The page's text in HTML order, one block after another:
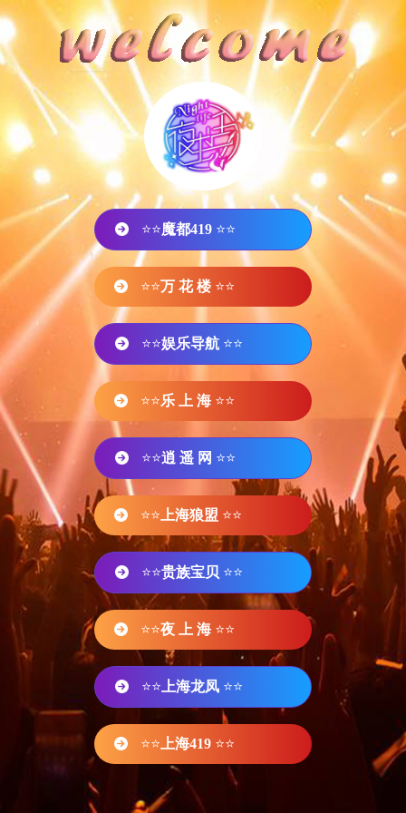
⭐⭐魔都419 ⭐⭐
⭐⭐万 花 楼 ⭐⭐
⭐⭐娱乐导航 ⭐⭐
⭐⭐乐 上 海 ⭐⭐
⭐⭐逍 遥 网 ⭐⭐
⭐⭐ 上海狼盟 ⭐⭐
⭐⭐贵族宝贝 ⭐⭐
⭐⭐夜 上 海 ⭐⭐
⭐⭐ 上海龙凤 ⭐⭐
⭐⭐ 上海419 ⭐⭐